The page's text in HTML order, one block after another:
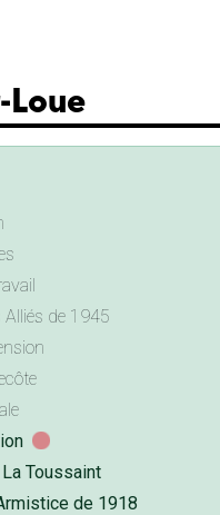
Loue
Alliés de 1945
Toussaint
de 1918